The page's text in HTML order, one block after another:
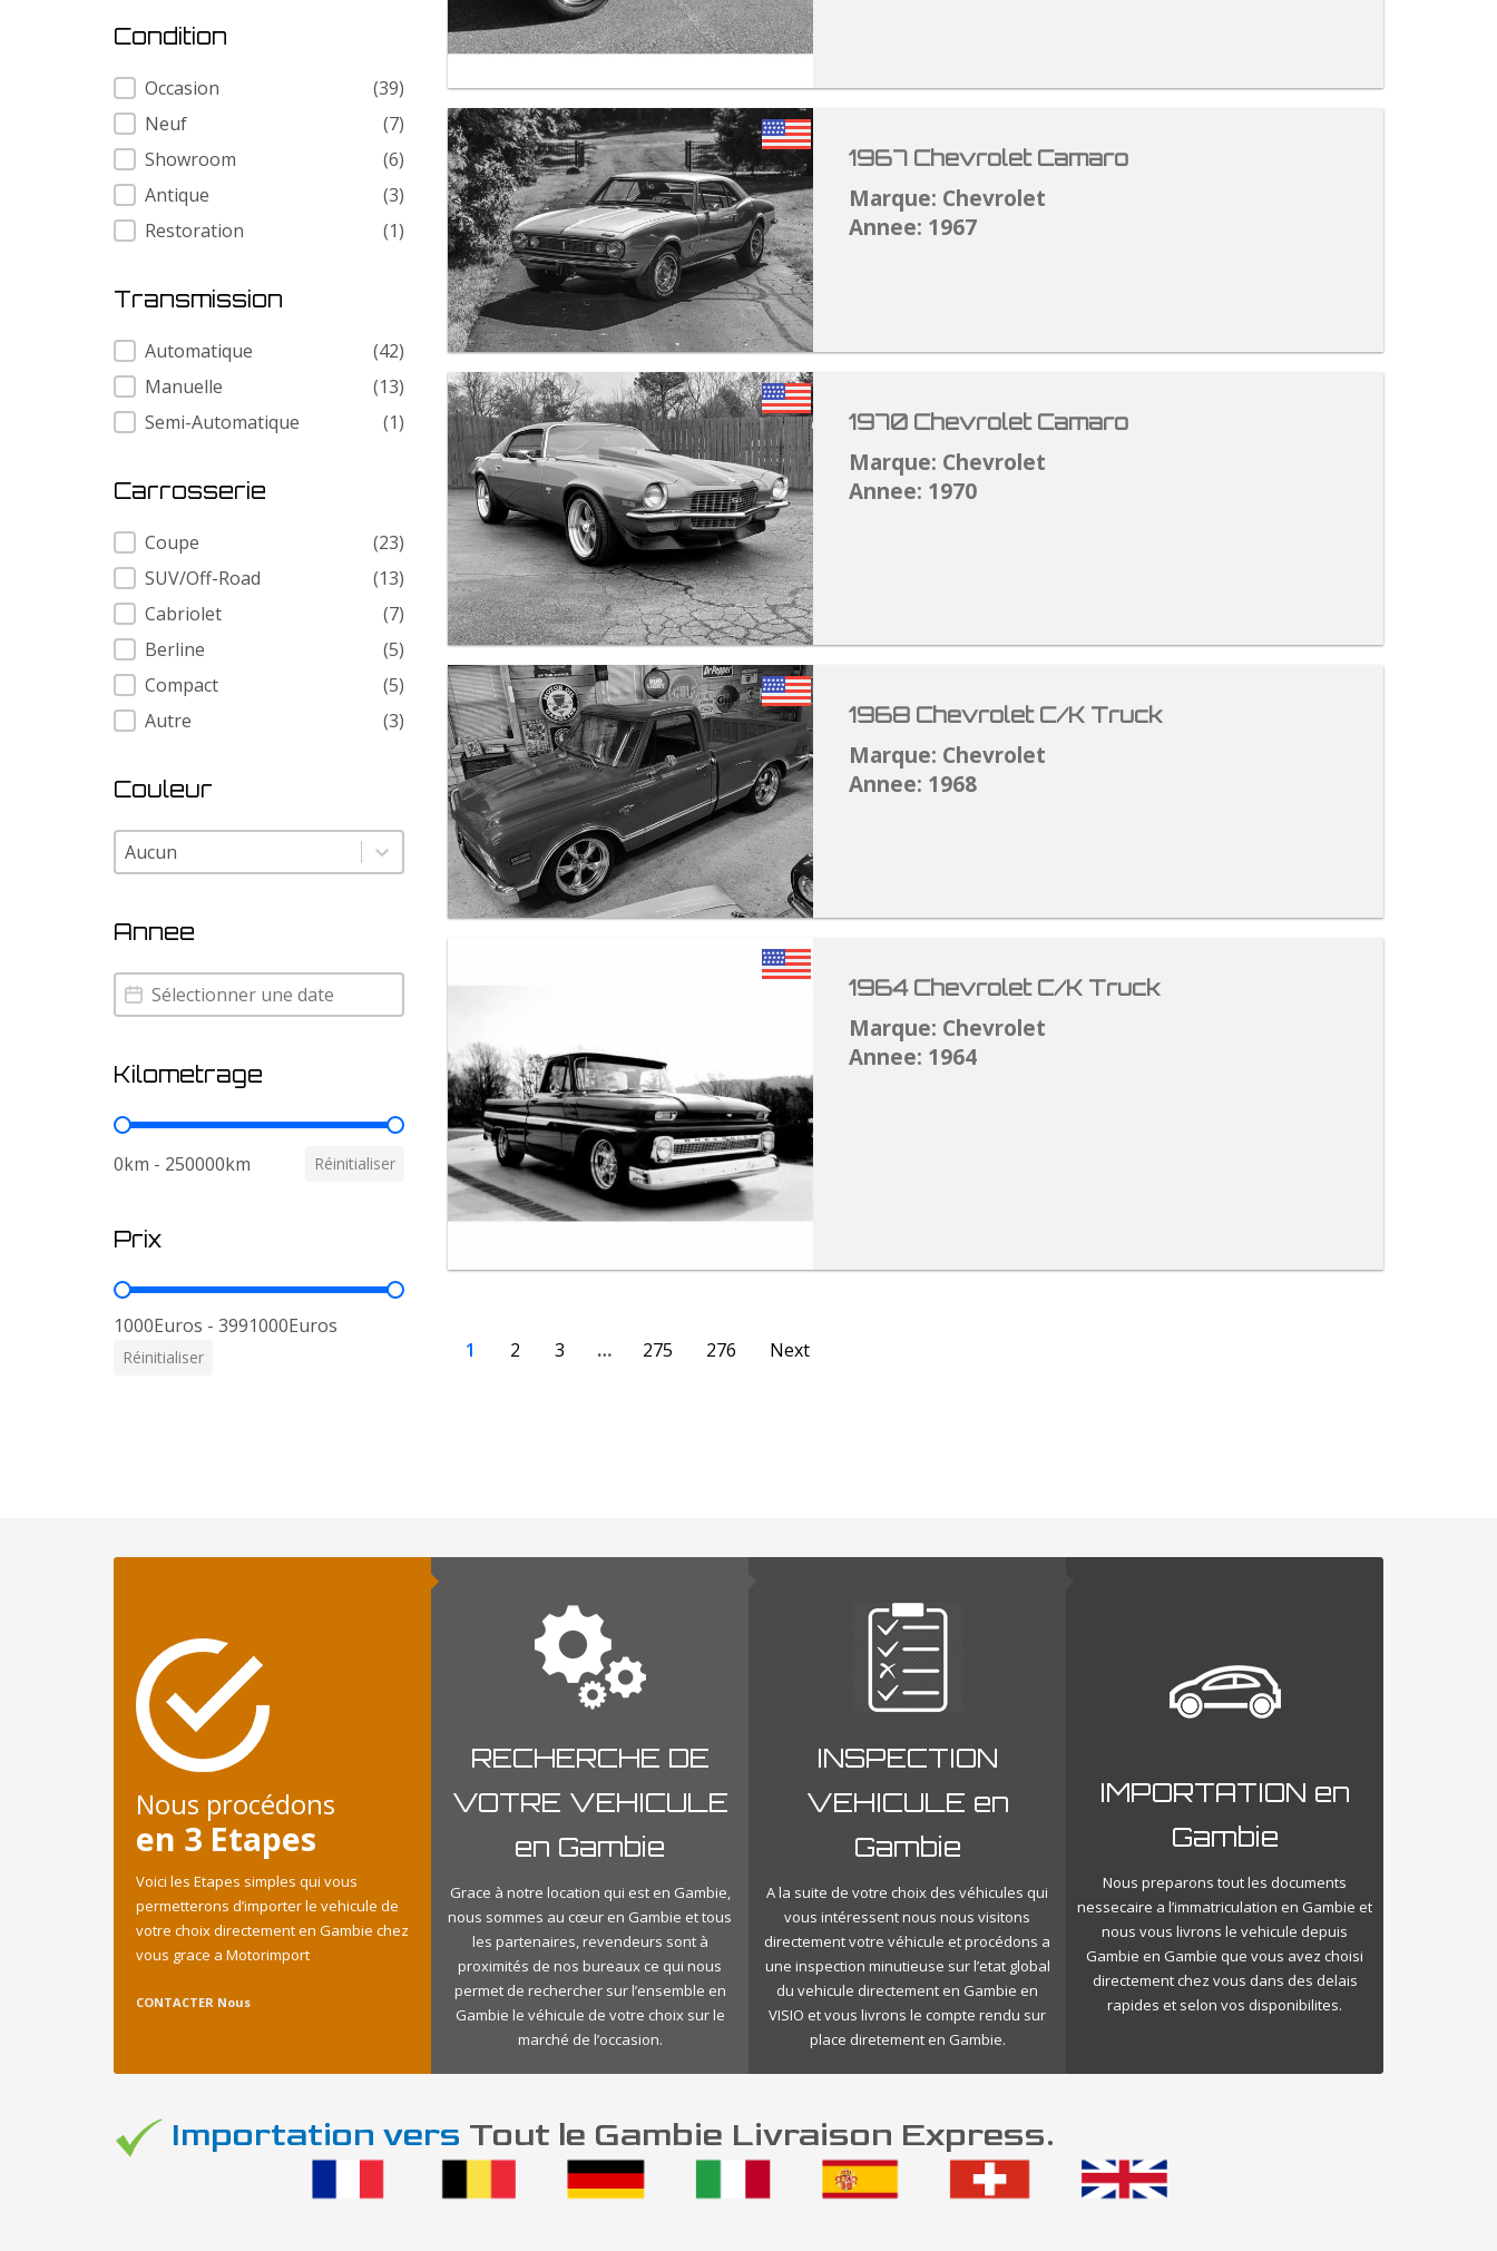
Condition
Condition
Occasion
(39)
Neuf
(7)
Showroom
(6)
Antique
(3)
Restoration
(1)
Transmission
Transmission
Automatique
(42)
Manuelle
(13)
Semi-Automatique
(1)
Carrosserie
Carrosserie
Coupe
(23)
SUV/Off-Road
(13)
Cabriolet
(7)
Berline
(5)
Compact
(5)
Autre
(3)
Couleur
Couleur
Couleur
Annee
Annee
Annee
Kilometrage
Kilometrage
0km - 250000km Réinitialiser
Prix
Prix
1000Euros - 3991000Euros
Réinitialiser
1967 Chevrolet Camaro
Marque: Chevrolet
Annee: 1967
1970 Chevrolet Camaro
Marque: Chevrolet
Annee: 1970
1968 Chevrolet C/K Truck
Marque: Chevrolet
Annee: 1968
1964 Chevrolet C/K Truck
Marque: Chevrolet
Annee: 1964
1 2 3 … 275 276 Next
Nous procédons
en 3 Etapes
Voici les Etapes simples qui vous
permetterons d’importer le vehicule de
votre choix directement en Gambie chez
vous grace a Motorimport
CONTACTER Nous
RECHERCHE DE
VOTRE VEHICULE
en Gambie
Grace à notre location qui est en Gambie,
nous sommes au cœur en Gambie et tous
les partenaires, revendeurs sont à
proximités de nos bureaux ce qui nous
permet de rechercher sur l’ensemble en
Gambie le véhicule de votre choix sur le
marché de l’occasion.
INSPECTION
VEHICULE en
Gambie
A la suite de votre choix des véhicules qui
vous intéressent nous nous visitons
directement votre véhicule et procédons a
une inspection minutieuse sur l’etat global
du vehicule directement en Gambie en
VISIO et vous livrons le compte rendu sur
place diretement en Gambie.
IMPORTATION en
Gambie
Nous preparons tout les documents
nessecaire a l’immatriculation en Gambie et
nous vous livrons le vehicule depuis
Gambie en Gambie que vous avez choisi
directement chez vous dans des delais
rapides et selon vos disponibilites.
Importation vers Tout le Gambie Livraison Express.